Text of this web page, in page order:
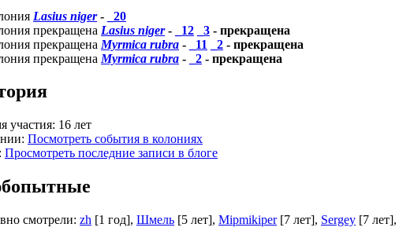
Lasius niger-
_20
Lasius niger- _12 _3 - прекращена
Myrmica rubra - _11 _2 - прекращена
Myrmica rubra - _2 - прекращена
участия: 16 лет
Посмотреть события в колониях
Просмотреть последние записи в блоге
смотрели: zh [1 год], Шмель [5 лет], Mipmikiper [7 лет], Sergey [7 лет],